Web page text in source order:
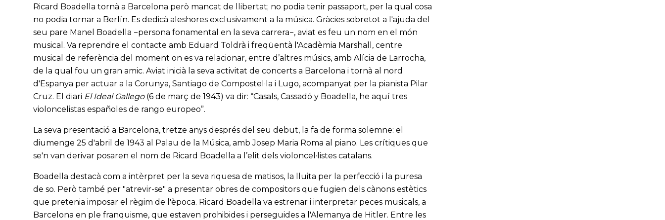
Ricard Boadella tornà a Barcelona però mancat de llibertat; no podia tenir passaport, per la qual cosa
no podia tornar a Berlín. Es dedicà aleshores exclusivament a la música. Gràcies sobretot a l'ajuda del
seu pare Manel Boadella −persona fonamental en la seva carrera−, aviat es feu un nom en el món
musical. Va reprendre el contacte amb Eduard Toldrà i freqüentà l'Acadèmia Marshall, centre
musical de referència del moment on es va relacionar, entre d’altres músics, amb Alícia de Larrocha,
de la qual fou un gran amic. Aviat inicià la seva activitat de concerts a Barcelona i tornà al nord
d'Espanya per actuar a la Corunya, Santiago de Compostel·la i Lugo, acompanyat per la pianista Pilar
Cruz. El diari El Ideal Gallego(6 de març de 1943) va dir: “Casals, Cassadó y Boadella, he aquí tres
violoncelistas españoles de rango europeo”.
La seva presentació a Barcelona, tretze anys després del seu debut, la fa de forma solemne: el
diumenge 25 d'abril de 1943 al Palau de la Música, amb Josep Maria Roma al piano. Les crítiques que
se'n van derivar posaren el nom de Ricard Boadella a l’elit dels violoncel·listes catalans.
Boadella destacà com a intèrpret per la seva riquesa de matisos, la lluita per la perfecció i la puresa
de so. Però també per "atrevir-se" a presentar obres de compositors que fugien dels cànons estètics
que pretenia imposar el règim de l'època. Ricard Boadella va estrenar i interpretar peces musicals, a
Barcelona en ple franquisme, que estaven prohibides i perseguides a l'Alemanya de Hitler. Entre les